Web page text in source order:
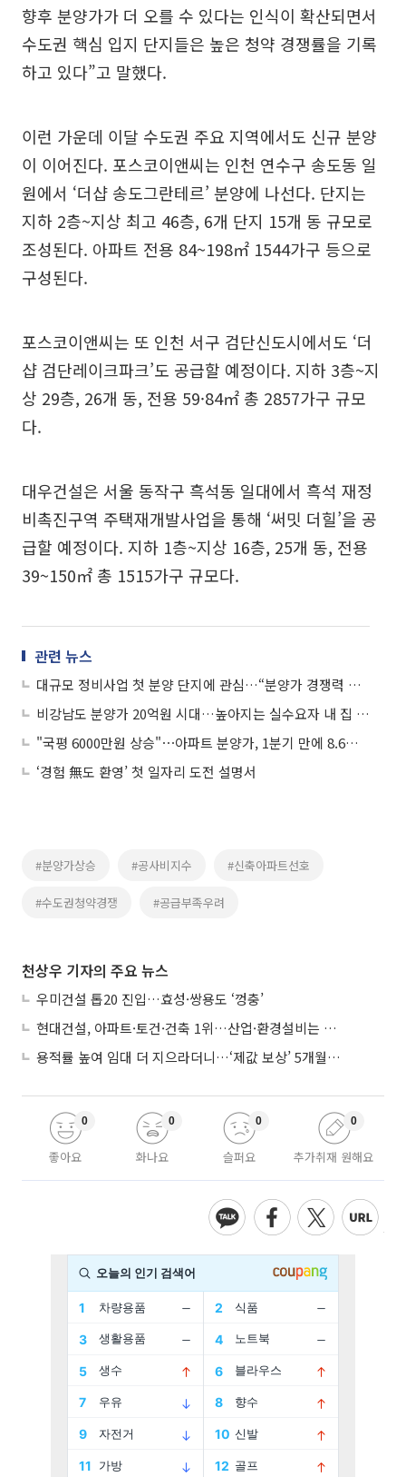
향후 분양가가 더 오를 수 있다는 인식이 확산되면서
수도권 핵심 입지 단지들은 높은 청약 경쟁률을 기록
하고 있다”고 말했다.
이런 가운데 이달 수도권 주요 지역에서도 신규 분양
이 이어진다. 포스코이앤씨는 인천 연수구 송도동 일
원에서 ‘더샵 송도그란테르’ 분양에 나선다. 단지는
지하 2층~지상 최고 46층, 6개 단지 15개 동 규모로
조성된다. 아파트 전용 84~198㎡ 1544가구 등으로
구성된다.
포스코이앤씨는 또 인천 서구 검단신도시에서도 ‘더
샵 검단레이크파크’도 공급할 예정이다. 지하 3층~지
상 29층, 26개 동, 전용 59·84㎡ 총 2857가구 규모
다.
대우건설은 서울 동작구 흑석동 일대에서 흑석 재정
비촉진구역 주택재개발사업을 통해 ‘써밋 더힐’을 공
급할 예정이다. 지하 1층~지상 16층, 25개 동, 전용
39~150㎡ 총 1515가구 규모다.
관련 뉴스
대규모 정비사업 첫 분양 단지에 관심…“분양가 경쟁력 주목”
비강남도 분양가 20억원 시대…높아지는 실수요자 내 집 마련 ‘문턱’
"국평 6000만원 상승"⋯아파트 분양가, 1분기 만에 8.6%↑
‘경험 無도 환영’ 첫 일자리 도전 설명서
#분양가상승 #공사비지수 #신축아파트선호
#수도권청약경쟁 #공급부족우려
천상우 기자의 주요 뉴스
우미건설 톱20 진입…효성·쌍용도 ‘껑충’
현대건설, 아파트·토건·건축 1위…산업·환경설비는 삼성E&A
용적률 높여 임대 더 지으라더니…‘제값 보상’ 5개월째 국회에 발목
좋아요
0
화나요
0
슬퍼요
0
추가취재 원해요
0